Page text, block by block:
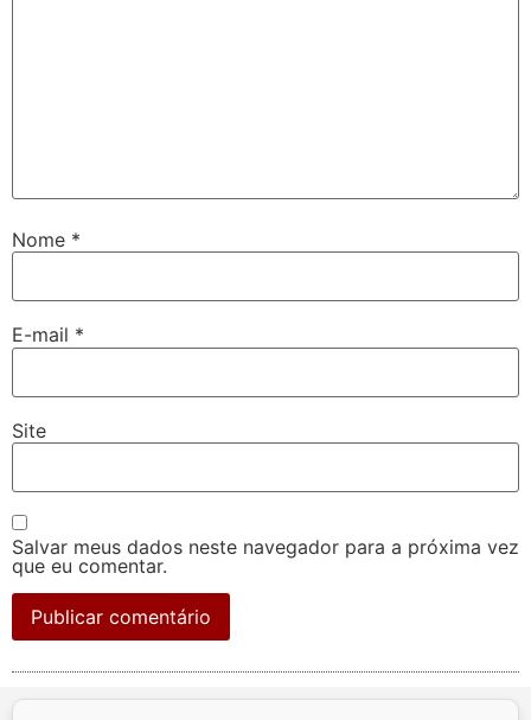
Nome *
E-mail *
Site
Salvar meus dados neste navegador para a próxima vez
que eu comentar.